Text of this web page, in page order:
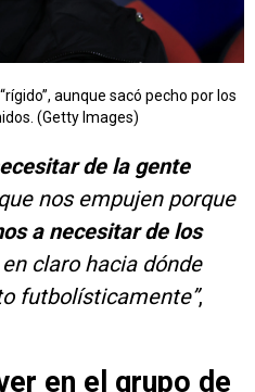
aunque sacó pecho por los
(Getty Images)
de la gente
nos empujen porque
a necesitar de los
claro hacia dónde
futbolísticamente”,
en el grupo de